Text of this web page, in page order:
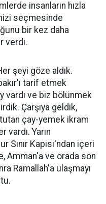
insanların hızla
seçmesinde
bir kez daha
verdi.
şeyi göze aldık.
tarif etmek
vardı ve biz bölünmek
Çarşıya geldik,
çay-yemek ikram
Yarın
Sınır Kapısı'ndan içeri
Amman'a ve orada son
Ramallah'a ulaşmayı